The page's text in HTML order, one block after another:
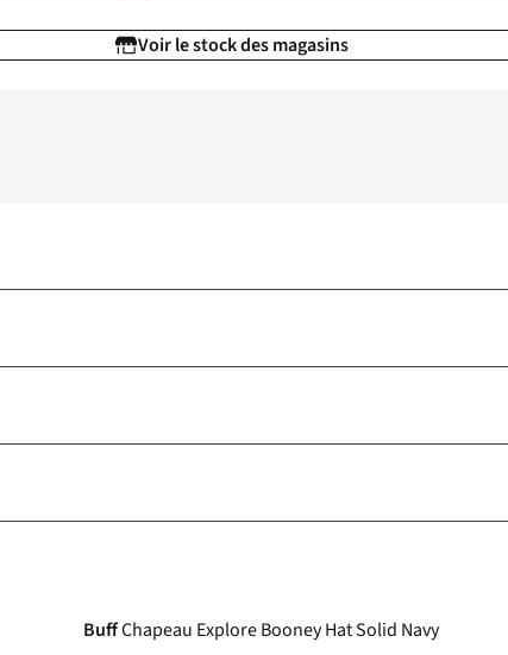
Voir le stock des magasins
BuffChapeau Explore Booney Hat Solid Navy